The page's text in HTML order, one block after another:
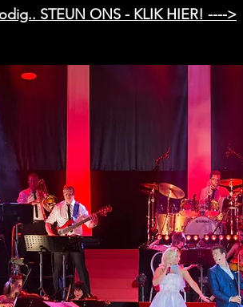
STEUN ONS - KLIK HIER! ---->